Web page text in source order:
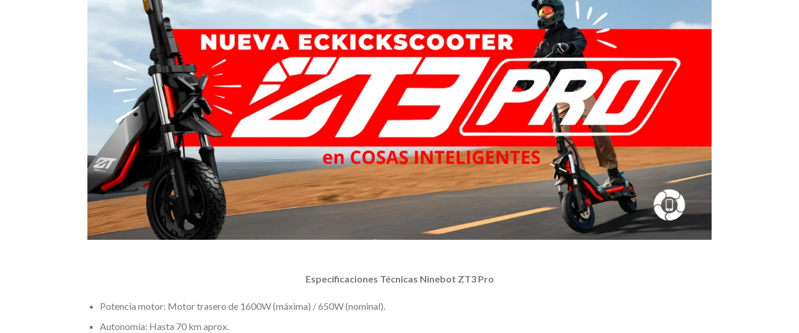
Especificaciones Técnicas Ninebot ZT3 Pro
Potencia motor: Motor trasero de 1600W (máxima) / 650W (nominal).
Autonomía: Hasta 70 km aprox.